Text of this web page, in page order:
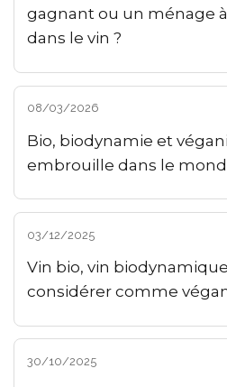
gagnant ou un ménage
dans le vin ?
08/03/2026
Bio, biodynamie et
embrouille dans le
03/12/2025
Vin bio, vin
considérer comme
30/10/2025